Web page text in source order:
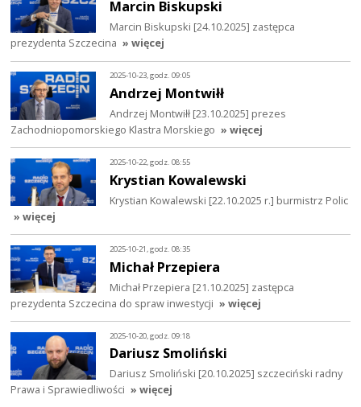
Marcin Biskupski
Marcin Biskupski [24.10.2025] zastępca
prezydenta Szczecina » więcej
2025-10-23, godz. 09:05
Andrzej Montwiłł
Andrzej Montwiłł [23.10.2025] prezes
Zachodniopomorskiego Klastra Morskiego » więcej
2025-10-22, godz. 08:55
Krystian Kowalewski
Krystian Kowalewski [22.10.2025 r.] burmistrz Polic
» więcej
2025-10-21, godz. 08:35
Michał Przepiera
Michał Przepiera [21.10.2025] zastępca
prezydenta Szczecina do spraw inwestycji » więcej
2025-10-20, godz. 09:18
Dariusz Smoliński
Dariusz Smoliński [20.10.2025] szczeciński radny
Prawa i Sprawiedliwości » więcej